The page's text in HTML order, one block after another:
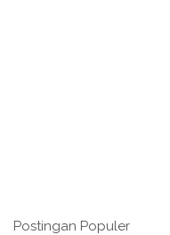
Postingan Populer